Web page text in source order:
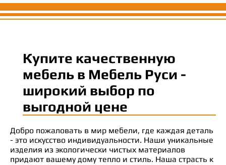
Купите качественную
мебель в Мебель Руси -
широкий выбор по
выгодной цене
Добро пожаловать в мир мебели, где каждая деталь
- это искусство индивидуальности. Наши уникальные
изделия из экологически чистых материалов
придают вашему дому тепло и стиль. Наша страсть к